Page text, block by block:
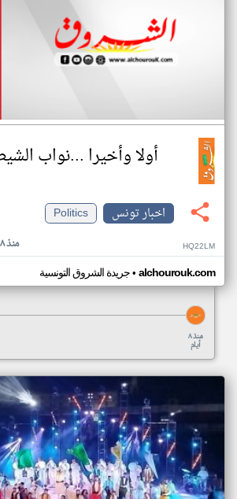
أولا وأخيرا ...نواب
اخبار تونس
Politics
منذ ٨ أيام HQ22LM
جريدة الشروق التونسية• alchourouk.com
منذ ٨
أيام